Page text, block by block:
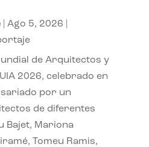
| Ago 5, 2026
de Arquitectos y
2026, celebrado en
por un
de diferentes
Bajet, Mariona
Tomeu Ramis,